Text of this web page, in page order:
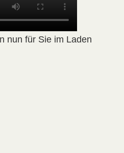
nun für Sie im Laden